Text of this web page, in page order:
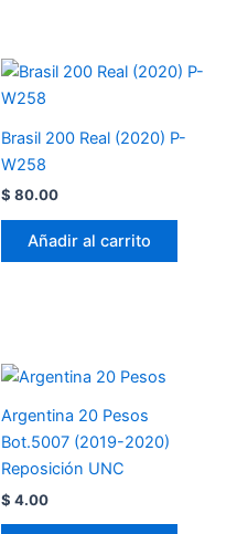
Brasil 200 Real (2020) P-
W258
$ 80.00
Añadir al carrito
Argentina 20 Pesos
Bot.5007 (2019-2020)
Reposición UNC
$ 4.00